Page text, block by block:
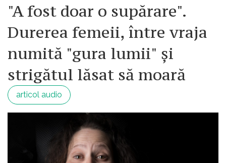
"A fost doar o supărare".
Durerea femeii, între vraja
numită "gura lumii" şi
strigătul lăsat să moară
articol audio